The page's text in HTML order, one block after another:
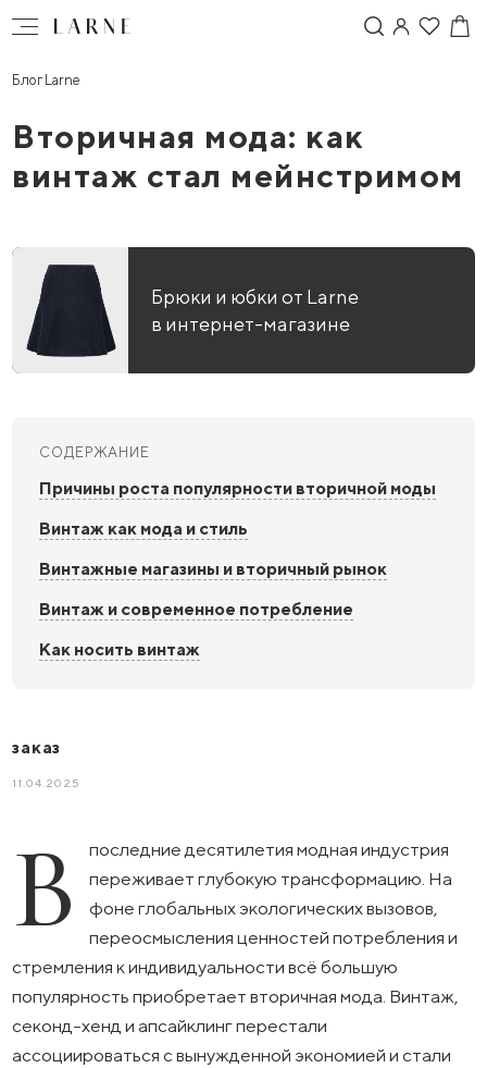
Блог Larne
Вторичная мода: как
винтаж стал мейнстримом
Брюки и юбки от Larne
в интернет-магазине
СОДЕРЖАНИЕ
Причины роста популярности вторичной моды
Винтаж как мода и стиль
Винтажные магазины и вторичный рынок
Винтаж и современное потребление
Как носить винтаж
заказ
11.04.2025
В
последние десятилетия модная индустрия
переживает глубокую трансформацию. На
фоне глобальных экологических вызовов,
переосмысления ценностей потребления и
стремления к индивидуальности всё большую
популярность приобретает вторичная мода. Винтаж,
секонд-хенд и апсайклинг перестали
ассоциироваться с вынужденной экономией и стали